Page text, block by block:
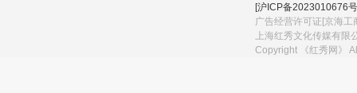
[沪ICP备2023010676
广告经营许可证[京海
上海红秀文化传媒有限
Copyright 《红秀网》